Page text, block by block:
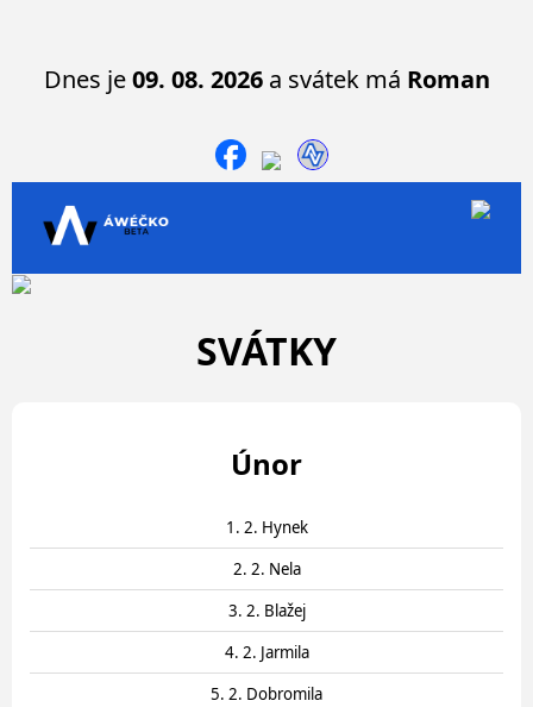
Dnes je09. 08. 2026a svátek má Roman
SVÁTKY
Únor
1. 2. Hynek
2. 2. Nela
3. 2. Blažej
4. 2. Jarmila
5. 2. Dobromila